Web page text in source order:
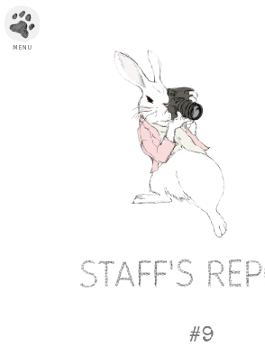
#9